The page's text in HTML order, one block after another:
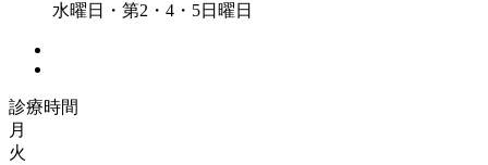
水曜日・第2・4・5日曜日
診療時間
月
火